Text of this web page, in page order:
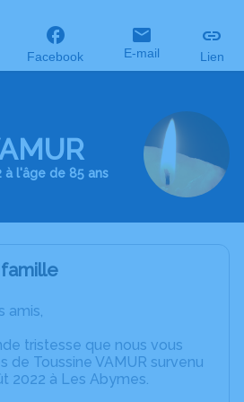
Facebook E-mail Lien
l'âge de 85 ans
amis,
tristesse que nous vous
de Toussine VAMUR survenu
2022 à Les Abymes.